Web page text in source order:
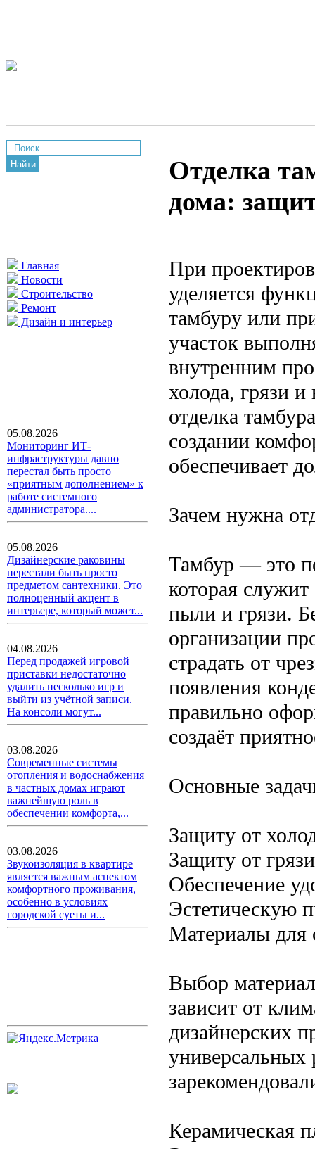
Найти
Главная
Новости
Строительство
Ремонт
Дизайн и интерьер
05.08.2026
Мониторинг ИТ-
инфраструктуры давно
перестал быть просто
«приятным дополнением» к
работе системного
администратора....
05.08.2026
Дизайнерские раковины
перестали быть просто
предметом сантехники. Это
полноценный акцент в
интерьере, который может...
04.08.2026
Перед продажей игровой
приставки недостаточно
удалить несколько игр и
выйти из учётной записи.
На консоли могут...
03.08.2026
Современные системы
отопления и водоснабжения
в частных домах играют
важнейшую роль в
обеспечении комфорта,...
03.08.2026
Звукоизоляция в квартире
является важным аспектом
комфортного проживания,
особенно в условиях
городской суеты и...
Отделка
дома:
При
уделяется
тамбуру или
участок
внутренним
холода, грязи
отделка
создании
обеспечивает
Зачем нужна
Тамбур — это
которая
пыли и грязи.
организации
страдать от
появления
правильно
создаёт
Основные
Защиту от
Защиту от
Обеспечение
Эстетическую
Материалы для
Выбор
зависит от
дизайнерских
Керамическая